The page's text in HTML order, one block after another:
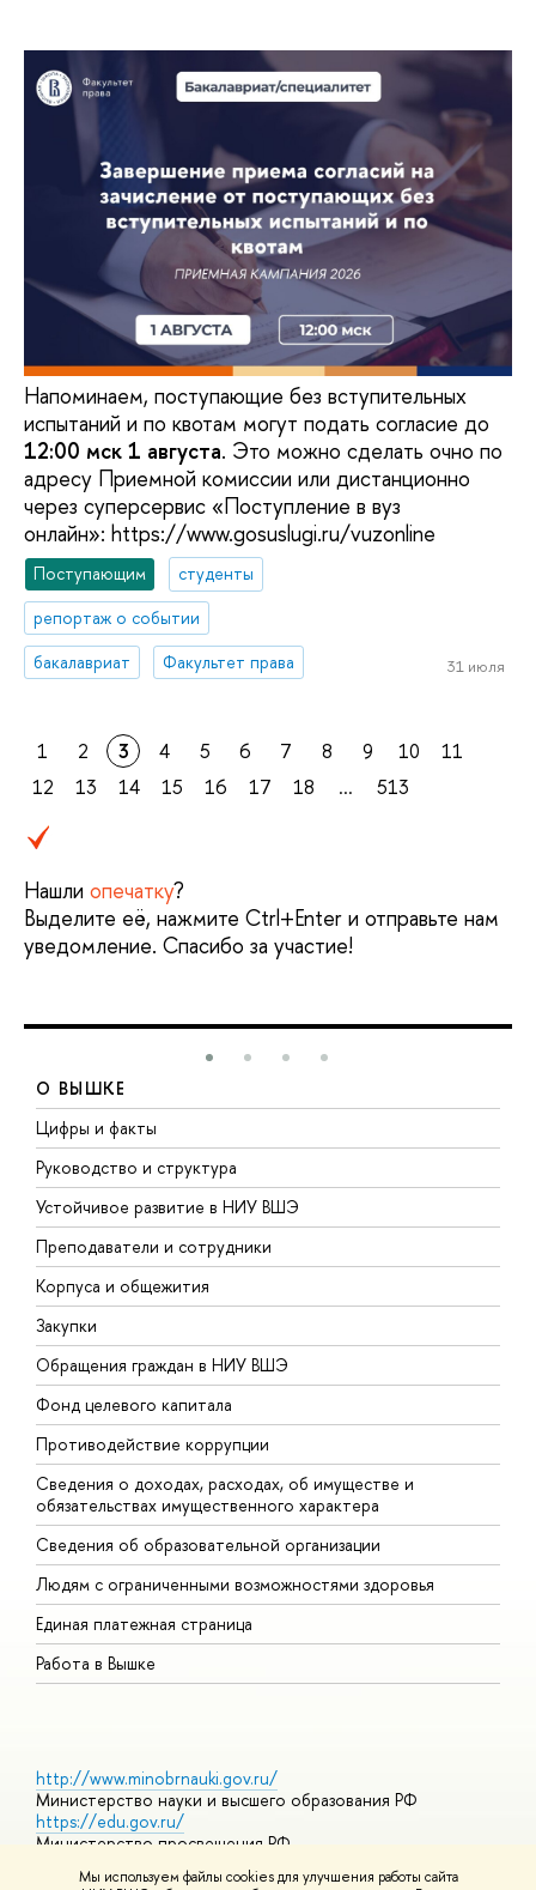
Мы используем файлы cookies для улучшения работы сайта
Напоминаем, поступающие без вступительных
испытаний и по квотам могут подать согласие до
12:00 мск 1 августа. Это можно сделать очно по
адресу Приемной комиссии или дистанционно
через суперсервис «Поступление в вуз
онлайн»: https://www.gosuslugi.ru/vuzonline
Поступающим
студенты
репортаж о событии
бакалавриат
Факультет права 31 июля
1 2 3 4 5 6 7 8 9 10
11
12
13 14 15 16 17 18 ... 513
Нашли опечатку?
Выделите её, нажмите Ctrl+Enter и отправьте нам
уведомление. Спасибо за участие!
О ВЫШКЕ
Цифры и факты
Руководство и структура
Устойчивое развитие в НИУ ВШЭ
Преподаватели и сотрудники
Корпуса и общежития
Закупки
Обращения граждан в НИУ ВШЭ
Фонд целевого капитала
Противодействие коррупции
Сведения о доходах, расходах, об имуществе и
обязательствах имущественного характера
Сведения об образовательной организации
Людям с ограниченными возможностями здоровья
Единая платежная страница
Работа в Вышке
http://www.minobrnauki.gov.ru/
Министерство науки и высшего образования РФ
https://edu.gov.ru/
Министерство просвещения РФ
https://elearning.hse.ru/mooc